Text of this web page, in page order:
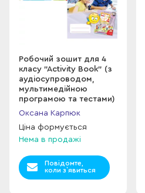
Робочий зошит для 4
класу "Activity Book" (з
аудіосупроводом,
мультимедійною
програмою та тестами)
Оксана Карпюк
Ціна формується
Нема в продажі
Повідомте,
коли з`явиться